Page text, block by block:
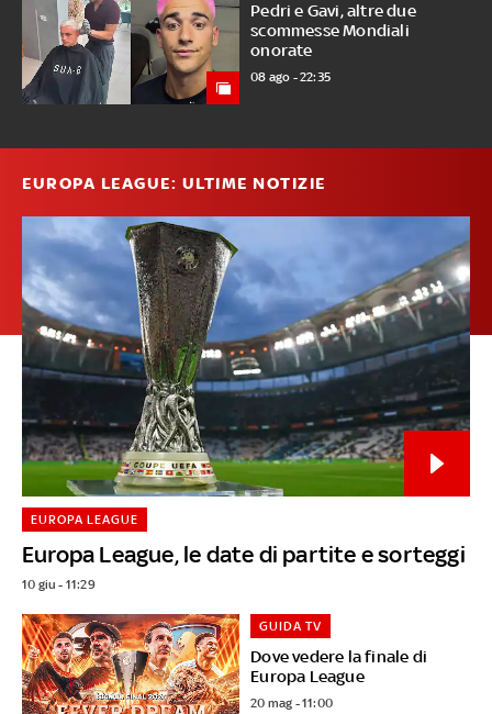
Pedri e Gavi, altre due
scommesse Mondiali
onorate
08 ago - 22:35
EUROPA LEAGUE: ULTIME NOTIZIE
Europa League, le date di partite e sorteggi
EUROPA LEAGUE
10 giu - 11:29
Dove vedere la finale di
Europa League
GUIDA TV
20 mag - 11:00